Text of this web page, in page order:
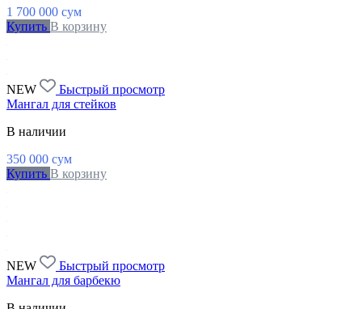
1 700 000 сум
Купить В корзину
NEW
Быстрый просмотр
Мангал для стейков
В наличии
350 000 сум
Купить В корзину
NEW
Быстрый просмотр
Мангал для барбекю